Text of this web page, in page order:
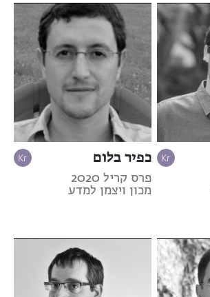
כפיר בלום
פרס קריל 2020
מכון ויצמן למדע